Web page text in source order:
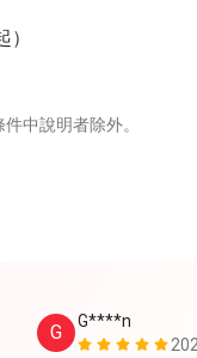
中說明者除外。
G
G****n